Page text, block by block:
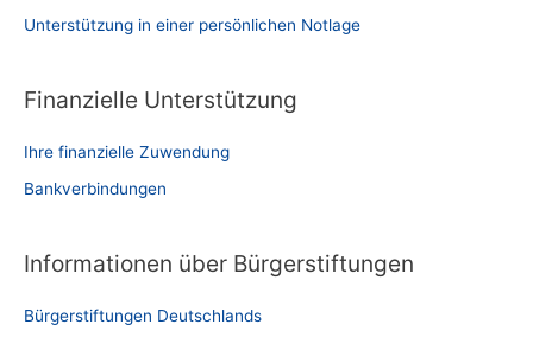
Unterstützung in einer persönlichen Notlage
Finanzielle Unterstützung
Ihre finanzielle Zuwendung
Bankverbindungen
Informationen über Bürgerstiftungen
Bürgerstiftungen Deutschlands